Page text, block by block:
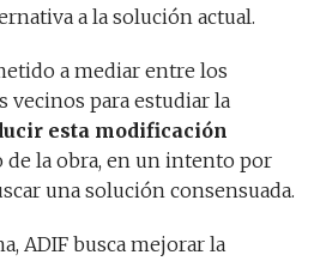
a la solución actual.
a mediar entre los
vecinos para estudiar la
esta modificación
de la obra, en un intento por
una solución consensuada.
ADIF busca mejorar la